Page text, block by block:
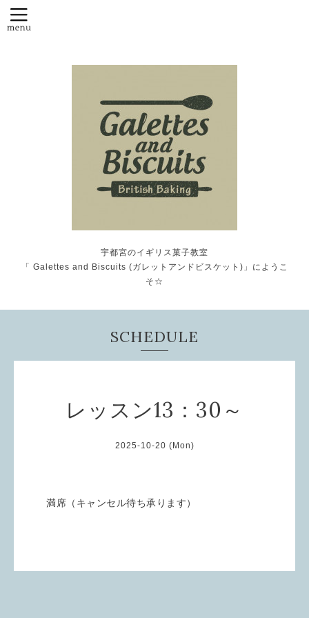
宇都宮のイギリス菓子教室
「 Galettes and Biscuits (ガレットアンドビスケット)」にようこ
そ☆
SCHEDULE
レッスン13：30～
2025-10-20 (Mon)
満席（キャンセル待ち承ります）